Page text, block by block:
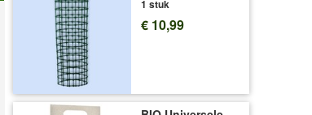
1 stuk
€ 10,99